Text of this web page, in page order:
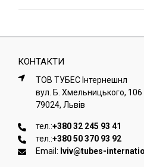
КОНТАКТИ
ТОВ ТУБЕС Iнтернешнл
вул. Б. Хмельницького, 106
79024, Львiв
тел.:+380 32 245 93 41
тел.:+380 50 370 93 92
Email: lviv@tubes-